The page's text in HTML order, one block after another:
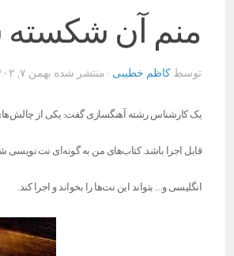
منم آن شکسته
توسط کاظم خطیبی · منتشر شده بهمن ۷, ۱۴۰۲
یک کارشناس رشته آهنگسازی گفت: یکی از
قابل اجرا باشد. کتاب‌های من به گونه‌ای نت نویسی
انگلیسی و… بتواند این نت‌ها را بخواند و اجرا کند.